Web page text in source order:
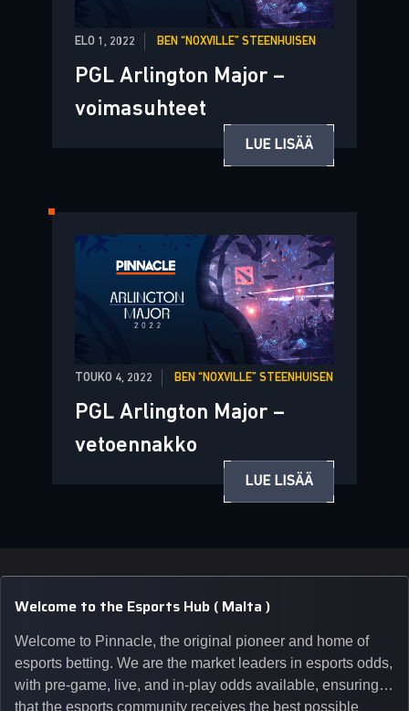
ELO 1, 2022 BEN “NOXVILLE” STEENHUISEN
PGL Arlington Major –
voimasuhteet
LUE LISÄÄ
TOUKO 4, 2022 BEN “NOXVILLE” STEENHUISEN
PGL Arlington Major –
vetoennakko
LUE LISÄÄ
Welcome to the Esports Hub ( Malta )
Welcome to Pinnacle, the original pioneer and home of
esports betting. We are the market leaders in esports odds,
with pre-game, live, and in-play odds available, ensuring
that the esports community receives the best possible